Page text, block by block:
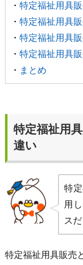
・ 特定福祉用具
・ 特定福祉用具
・ 特定福祉用具
・ 特定福祉用具
・ まとめ
特定福祉用
違い
特
用
スだ
特定福祉用具販売